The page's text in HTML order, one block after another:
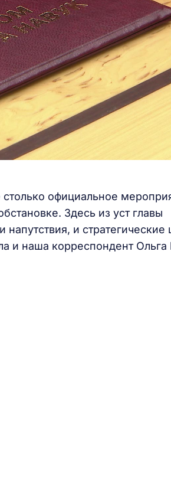
официальное
Здесь из уст главы
и стратегические
и наша корреспондент